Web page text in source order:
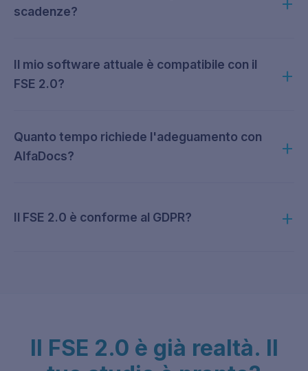
scadenze?
Il mio software attuale è compatibile con il
FSE 2.0?
Quanto tempo richiede l'adeguamento con
AlfaDocs?
Il FSE 2.0 è conforme al GDPR?
Il FSE 2.0 è già realtà. Il